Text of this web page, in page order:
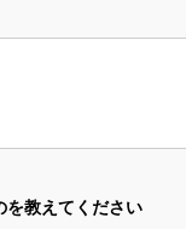
を教えてください